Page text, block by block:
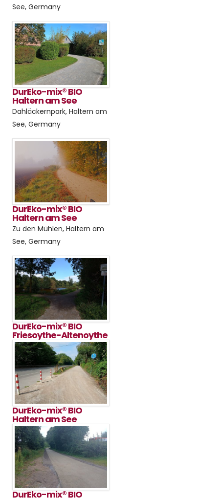
See, Germany
DurEko-mix® BIO
Haltern am See
Dahläckernpark, Haltern am
See, Germany
DurEko-mix® BIO
Haltern am See
Zu den Mühlen, Haltern am
See, Germany
DurEko-mix® BIO
Friesoythe-Altenoythe
DurEko-mix® BIO
Haltern am See
DurEko-mix® BIO